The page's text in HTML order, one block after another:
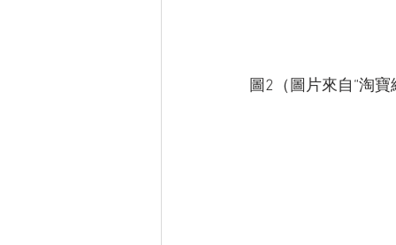
圖2（圖片來自“淘寶